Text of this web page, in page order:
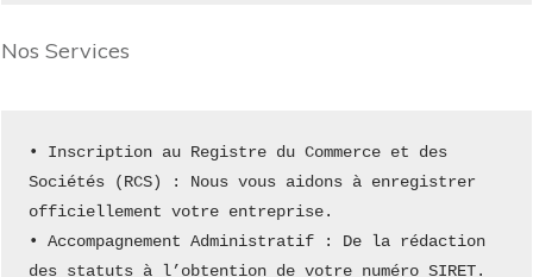
Nos Services
• Inscription au Registre du Commerce et des
Sociétés (RCS) : Nous vous aidons à enregistrer
officiellement votre entreprise.
• Accompagnement Administratif : De la rédaction
des statuts à l’obtention de votre numéro SIRET.